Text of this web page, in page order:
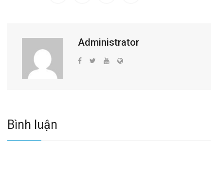
Administrator
Bình luận